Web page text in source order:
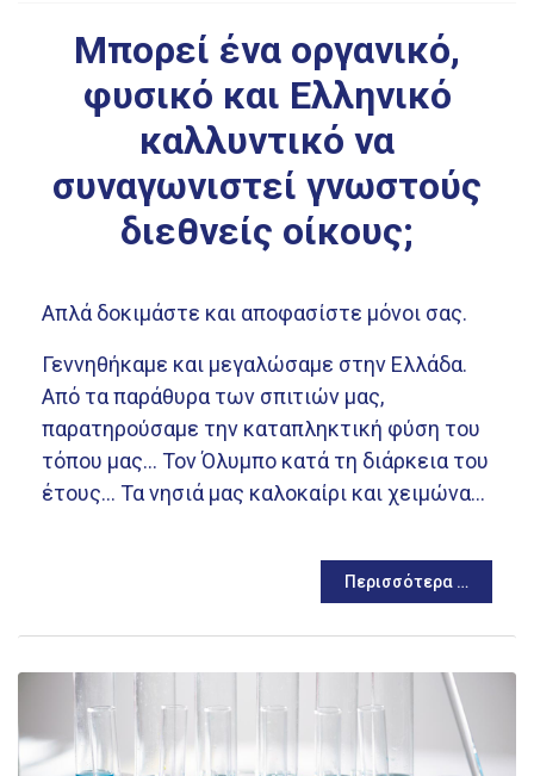
Μπορεί ένα οργανικό,
φυσικό και Ελληνικό
καλλυντικό να
συναγωνιστεί γνωστούς
διεθνείς οίκους;
Απλά δοκιμάστε και αποφασίστε μόνοι σας.
Γεννηθήκαμε και μεγαλώσαμε στην Ελλάδα.
Από τα παράθυρα των σπιτιών μας,
παρατηρούσαμε την καταπληκτική φύση του
τόπου μας... Τον Όλυμπο κατά τη διάρκεια του
έτους... Τα νησιά μας καλοκαίρι και χειμώνα...
Περισσότερα …